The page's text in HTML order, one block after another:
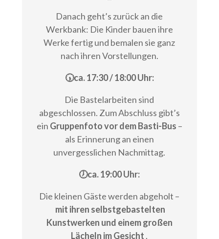
Danach geht’s zurück an die
Werkbank: Die Kinder bauen ihre
Werke fertig und bemalen sie ganz
nach ihren Vorstellungen.
🕠ca. 17:30 / 18:00 Uhr:
Die Bastelarbeiten sind
abgeschlossen. Zum Abschluss gibt’s
ein Gruppenfoto vor dem Basti-Bus –
als Erinnerung an einen
unvergesslichen Nachmittag.
🕖ca. 19:00 Uhr:
Die kleinen Gäste werden abgeholt –
mit ihren selbstgebastelten
Kunstwerken und einem großen
Lächeln im Gesicht .